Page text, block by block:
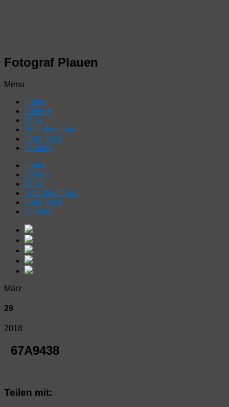
Fotograf Plauen
Menu
Home
Galerie
Blog
Foto download
Über mich
Kontakt
Home
Galerie
Blog
Foto download
Über mich
Kontakt
März
29
2018
_67A9438
Teilen mit: